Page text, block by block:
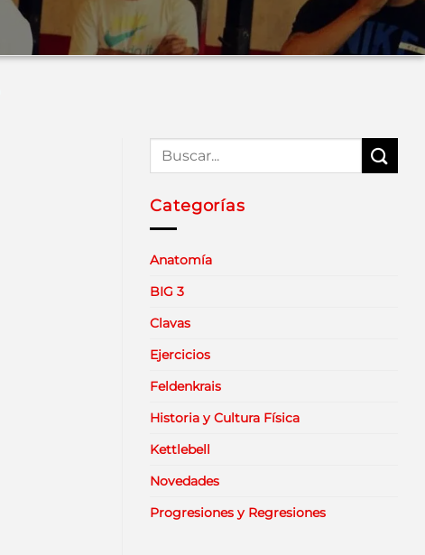
Categorías
Anatomía
BIG 3
Clavas
Ejercicios
Feldenkrais
Historia y Cultura Física
Kettlebell
Novedades
Progresiones y Regresiones